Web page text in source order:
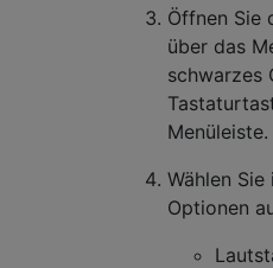
Öffnen Sie
über das
schwarzes
Menüleiste.
Wählen Sie
Optionen